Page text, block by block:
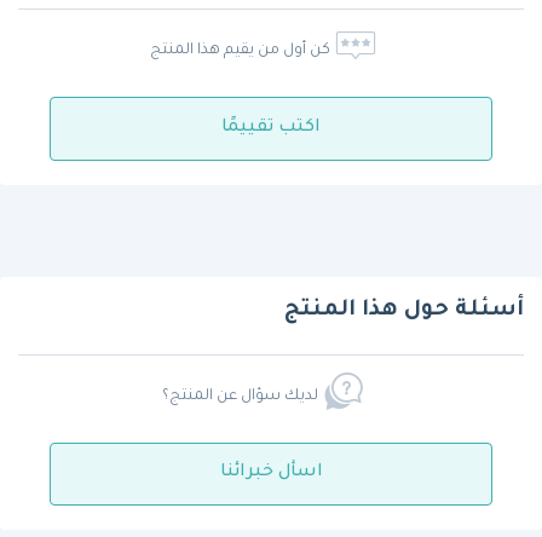
كن أول من يقيم هذا المنتج
اكتب تقييمًا
أسئلة حول هذا المنتج
لديك سؤال عن المنتج؟
اسأل خبرائنا